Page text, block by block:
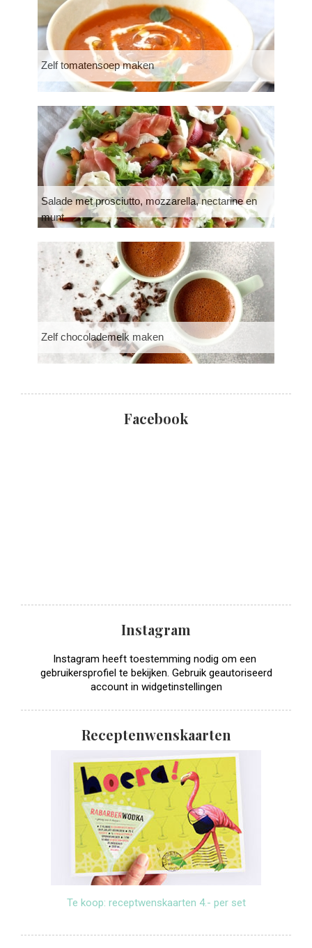
Zelf tomatensoep maken
Salade met prosciutto, mozzarella, nectarine en
munt
Zelf chocolademelk maken
Facebook
Instagram
Instagram heeft toestemming nodig om een ​​
gebruikersprofiel te bekijken. Gebruik geautoriseerd
account in widgetinstellingen
Receptenwenskaarten
Te koop: receptwenskaarten 4.- per set